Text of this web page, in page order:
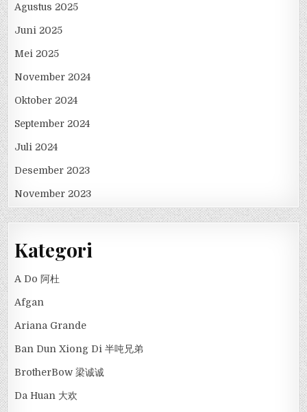
Agustus 2025
Juni 2025
Mei 2025
November 2024
Oktober 2024
September 2024
Juli 2024
Desember 2023
November 2023
Kategori
A Do 阿杜
Afgan
Ariana Grande
Ban Dun Xiong Di 半吨兄弟
BrotherBow 梁诚诚
Da Huan 大欢